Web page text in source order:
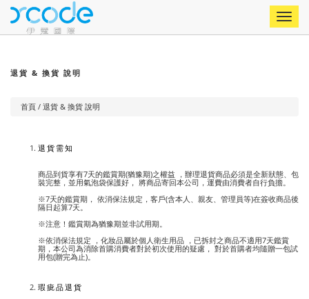
Toggle
退貨 & 換貨 說明
首頁 / 退貨 & 換貨 說明
退貨需知
商品到貨享有7天的鑑賞期(猶豫期)之權益 ，辦理退貨商品必須是全新狀態、包
裝完整，並用氣泡袋保護好， 將商品寄回本公司，運費由消費者自行負擔。
※7天的鑑賞期， 依消保法規定，客戶(含本人、親友、管理員等)在簽收商品後
隔日起算7天。
※注意！鑑賞期為猶豫期並非試用期。
※依消保法規定 ，化妝品屬於個人衛生用品 ，已拆封之商品不適用7天鑑賞
期，本公司為消除首購消費者對於初次使用的疑慮， 對於首購者均隨贈一包試
用包(贈完為止)。
瑕疵品退貨